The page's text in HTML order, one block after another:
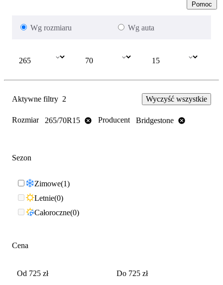
Pomoc
Wg rozmiaru Wg auta
Aktywne filtry 2 Wyczyść wszystkie
Rozmiar 265/70R15 Producent Bridgestone
Sezon
Zimowe 1
Letnie 0
Całoroczne 0
Cena